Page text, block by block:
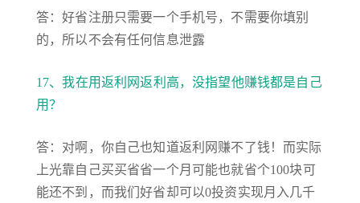
答：好省注册只需要一个手机号，不需要你填别
的，所以不会有任何信息泄露
17、我在用返利网返利高，没指望他赚钱都是自己
用？
答：对啊，你自己也知道返利网赚不了钱！而实际
上光靠自己买买省省一个月可能也就省个100块可
能还不到，而我们好省却可以0投资实现月入几千